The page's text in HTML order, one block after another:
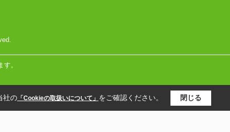
。
社の「Cookieの取扱いについて」 をご確認ください。 閉じる